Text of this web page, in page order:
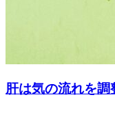
肝は気の流れを